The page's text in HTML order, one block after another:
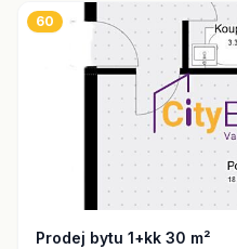
60
Prodej bytu 1+kk 30 m²